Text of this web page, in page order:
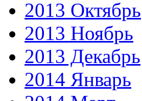
2013 Октябрь
2013 Ноябрь
2013 Декабрь
2014 Январь